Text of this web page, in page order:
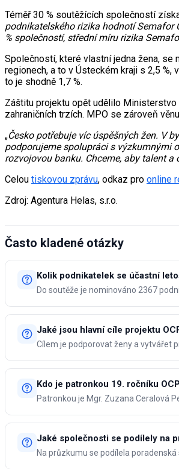
Téměř 30 % soutěžících společností
podnikatelského rizika hodnotí Semafor
% společností, střední míru rizika
Společností, které vlastní jedna žena, se
regionech, a to v Ústeckém kraji s 2,5 %,
to je shodně 1,7 %.
Záštitu projektu opět udělilo
zahraničních trzích. MPO se zároveň
„Česko potřebuje víc úspěšných žen. V
podporujeme spolupráci s výzkumnými
rozvojovou banku. Chceme, aby talent
Celou tiskovou zprávu, odkaz pro online
Zdroj: Agentura Helas, s.r.o.
Často kladené otázky
Kolik podnikatelek se účastní
Do soutěže je nominováno 2367
Jaké jsou hlavní cíle projektu
Cílem je podporovat ženy a vytvářet
Kdo je patronkou 19. ročníku
Patronkou je Mgr. Zuzana Ceralová
Jaké společnosti se podílely na
Na průzkumu se podílela poradenská